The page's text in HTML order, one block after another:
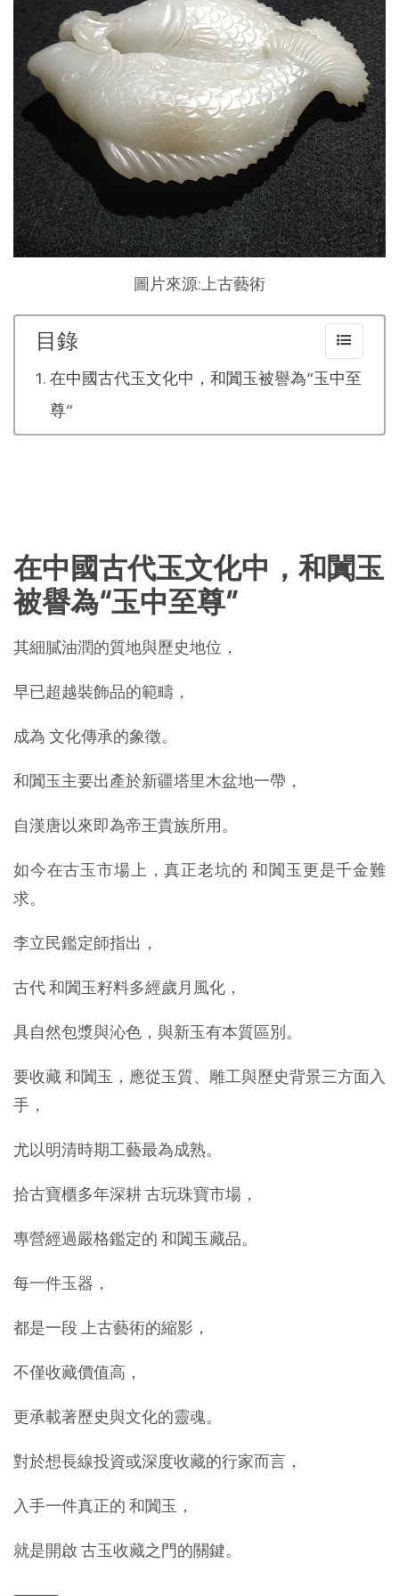
圖片來源:上古藝術
目錄
在中國古代玉文化中，和闐玉被譽為“玉中至
尊”
在中國古代玉文化中，和闐玉
被譽為“玉中至尊”
其細膩油潤的質地與歷史地位，
早已超越裝飾品的範疇，
成為 文化傳承的象徵。
和闐玉主要出產於新疆塔里木盆地一帶，
自漢唐以來即為帝王貴族所用。
如今在古玉市場上，真正老坑的 和闐玉更是千金難
求。
李立民鑑定師指出，
古代 和闐玉籽料多經歲月風化，
具自然包漿與沁色，與新玉有本質區別。
要收藏 和闐玉，應從玉質、雕工與歷史背景三方面入
手，
尤以明清時期工藝最為成熟。
拾古寶櫃多年深耕 古玩珠寶市場，
專營經過嚴格鑑定的 和闐玉藏品。
每一件玉器，
都是一段 上古藝術的縮影，
不僅收藏價值高，
更承載著歷史與文化的靈魂。
對於想長線投資或深度收藏的行家而言，
入手一件真正的 和闐玉，
就是開啟 古玉收藏之門的關鍵。